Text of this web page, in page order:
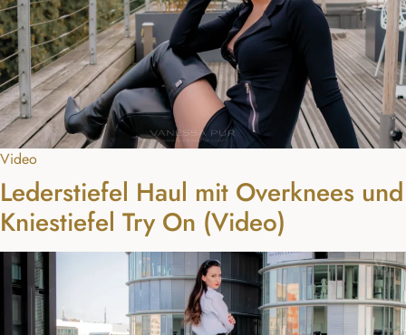
Video
Lederstiefel Haul mit Overknees und
Kniestiefel Try On (Video)